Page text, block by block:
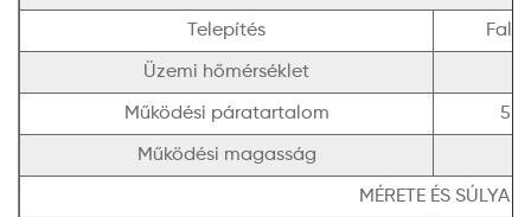
Telepítés
Üzemi hőmérséklet
Működési páratartalom
Működési magasság
MÉRETE ÉS SÚLYA